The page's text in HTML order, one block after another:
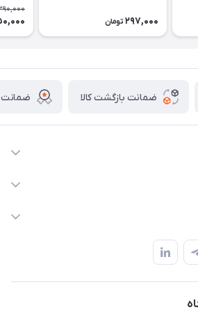
297,000 تومان
ضمانت بازگشت کالا ضمانت